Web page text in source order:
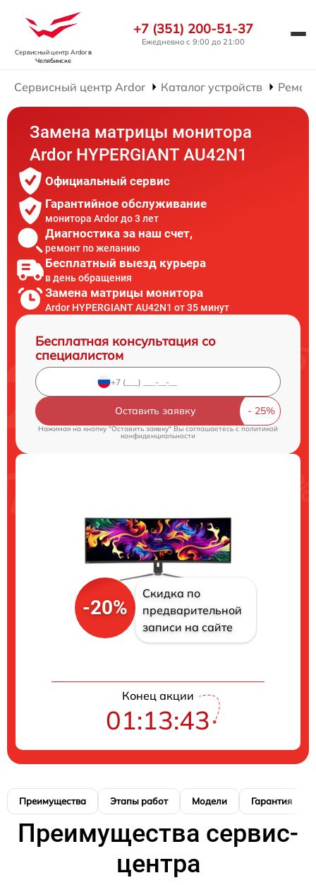
Сервисный центр Ardorв
Челябинске
+7 (351) 200-51-37
Ежедневно с 9:00 до 21:00
Сервисный центр Ardor Каталог устройств
Замена матрицы монитора
Ardor HYPERGIANT AU42N1
Официальный сервис
Гарантийное обслуживание
монитора Ardor до 3 лет
Диагностика за наш счет,
ремонт по желанию
Бесплатный выезд курьера
в день обращения
Замена матрицы монитора
Ardor HYPERGIANT AU42N1 от 35 минут
Бесплатная консультация со
специалистом
Оставить заявку
Нажимая на кнопку "Оставить заявку" Вы соглашаетесь cполитикой
конфиденциальности
-20%
Скидка по
предварительной
записи на сайте
Конец акции
01:13:42
Преимущества Этапы работ Модели Гарантия
Преимущества сервис-
центра